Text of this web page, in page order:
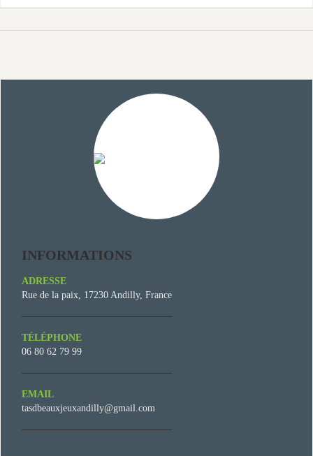
INFORMATIONS
ADRESSE
Rue de la paix, 17230 Andilly, France
TÉLÉPHONE
06 80 62 79 99
EMAIL
tasdbeauxjeuxandilly@gmail.com